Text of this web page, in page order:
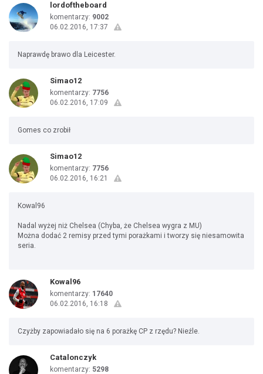
lordoftheboard
komentarzy: 9002
06.02.2016, 17:37
Naprawdę brawo dla Leicester.
Simao12
komentarzy: 7756
06.02.2016, 17:09
Gomes co zrobił
Simao12
komentarzy: 7756
06.02.2016, 16:21
Kowal96
Nadal wyżej niż Chelsea (Chyba, że Chelsea wygra z MU)
Można dodać 2 remisy przed tymi porażkami i tworzy się niesamowita
seria.
Kowal96
komentarzy: 17640
06.02.2016, 16:18
Czyżby zapowiadało się na 6 porażkę CP z rzędu? Nieźle.
Catalonczyk
komentarzy: 5298